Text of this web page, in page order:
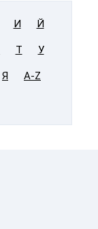
И Й
Т У
Я A-Z